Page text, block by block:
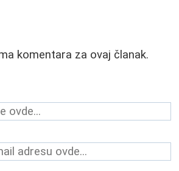
komentara za ovaj članak.